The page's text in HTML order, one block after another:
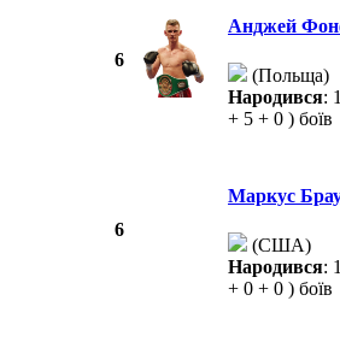
6
Анджей
(Польща)
Народився:
+ 5 + 0 ) боїв
6
Маркус
(США)
Народився:
+ 0 + 0 ) боїв